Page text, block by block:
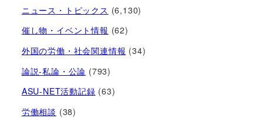
ニュース・トピックス (6,130)
催し物・イベント情報 (62)
外国の労働・社会関連情報 (34)
論説-私論・公論 (793)
ASU-NET活動記録 (63)
労働相談 (38)